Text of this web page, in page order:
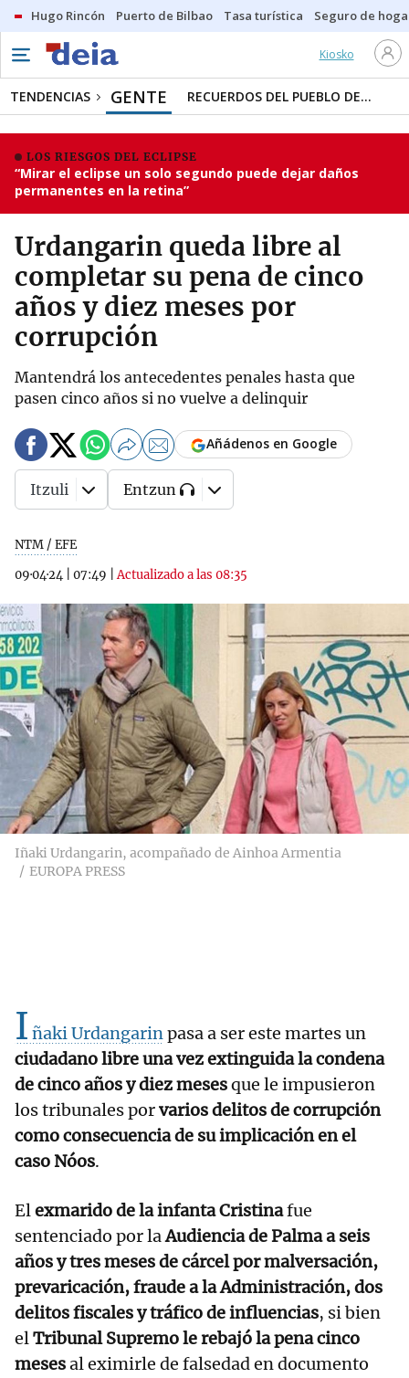
Hugo Rincón Puerto de Bilbao Tasa turística Seguro de
Kiosko
TENDENCIAS GENTE RECUERDOS DEL PUEBLO DE...
LOS RIESGOS DEL ECLIPSE
“Mirar el eclipse un solo segundo puede dejar daños
permanentes en la retina”
Urdangarin queda libre al
completar su pena de cinco
años y diez meses por
corrupción
Mantendrá los antecedentes penales hasta que
pasen cinco años si no vuelve a delinquir
NTM / EFE
09·04·24
07:49 |Actualizado a las 08:35
Añádenos en Google
Itzuli Entzun
Iñaki Urdangarin, acompañado de Ainhoa Armentia
EUROPA PRESS
I ñaki Urdangarinpasa a ser este martes un
ciudadano libre una vez extinguida la condena
de cinco años y diez mesesque le impusieron
los tribunales porvarios delitos de corrupción
como consecuencia de su implicación en el
caso Nóos.
Elexmarido de la infanta Cristinafue
sentenciado por laAudiencia de Palma a seis
años y tres meses de cárcel por malversación,
prevaricación, fraude a la Administración, dos
delitos fiscales y tráfico de influencias, si bien
elTribunal Supremo le rebajó la pena cinco
mesesal eximirle de falsedad en documento